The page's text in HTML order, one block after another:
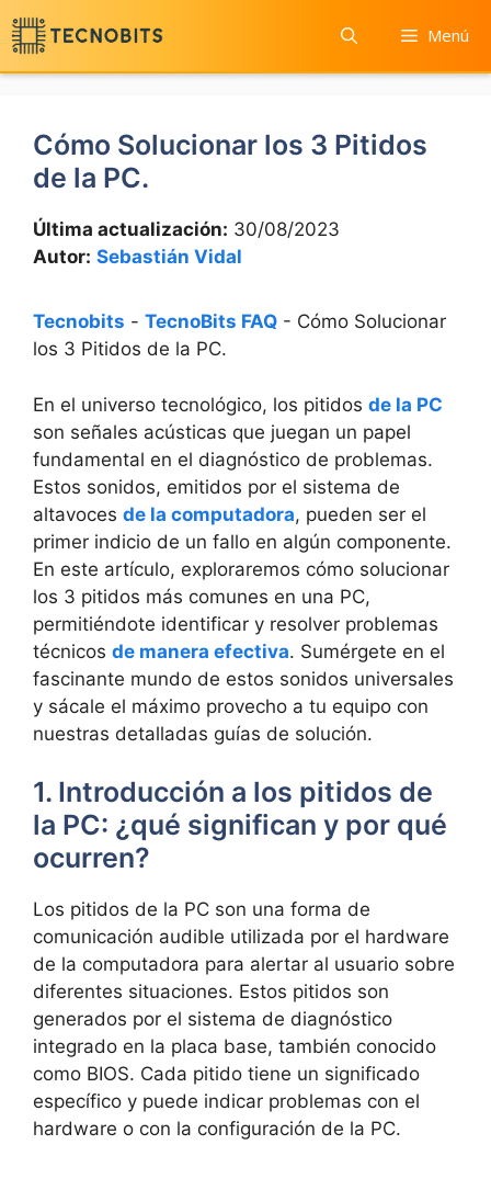
Saltar
al
contenido
Menú
Cómo Solucionar los 3 Pitidos
de la PC.
Última actualización: 30/08/2023
Autor: Sebastián Vidal
Tecnobits - TecnoBits FAQ - Cómo Solucionar
los 3 Pitidos de la PC.
En el universo tecnológico, los pitidos de la PC
son señales acústicas que juegan un ‌papel‌
fundamental⁣ en el diagnóstico de problemas.
Estos sonidos, emitidos por ⁣el sistema de
⁢altavoces de la computadora, pueden ser el
primer indicio de un fallo en algún ⁣componente.
En este⁤ artículo, exploraremos cómo solucionar
los 3 pitidos más comunes ​en una ‍PC,
permitiéndote identificar y⁣ resolver problemas
técnicos de manera efectiva. Sumérgete ⁢en el
fascinante mundo de estos sonidos universales
y sácale el​ máximo provecho​ a tu equipo con
nuestras ⁣detalladas guías de solución.
1. Introducción a⁣ los pitidos de
la ‍PC: ¿qué significan ⁤y ‌por qué⁢
ocurren?
Los pitidos de ⁣la PC ⁤son una ​forma ⁢de
comunicación audible utilizada ​por el hardware⁤
de la computadora para‌ alertar al usuario sobre‌
diferentes situaciones. Estos pitidos ‌son
generados por el‍ sistema de diagnóstico
integrado en la placa ‌base,​ también conocido⁢
como‍ BIOS. ⁣Cada pitido tiene un significado
⁤específico y puede indicar ⁢problemas con el
hardware o‍ con la configuración de la PC.